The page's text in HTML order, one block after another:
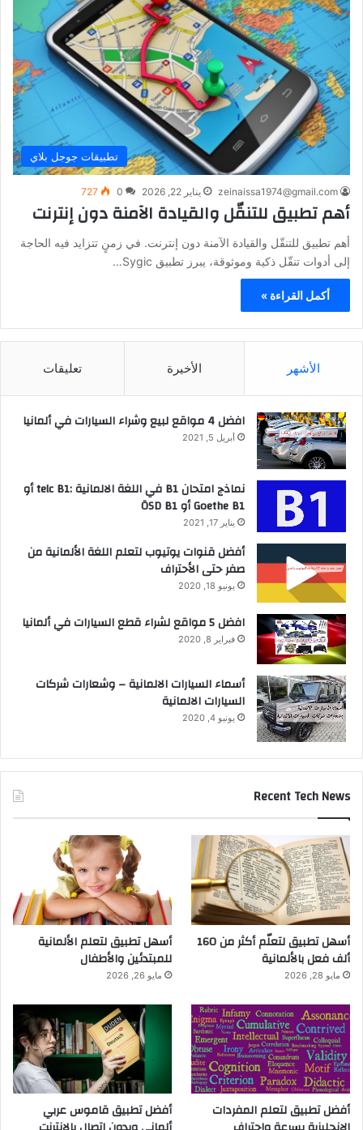
تطبيقات جوجل بلاي
zeinaissa1974@gmail.com يناير 22, 2026 0
727
أهم تطبيق للتنقّل والقيادة الآمنة دون إنترنت
أهم تطبيق للتنقّل والقيادة الآمنة دون إنترنت. في زمنٍ تتزايد فيه الحاجة
إلى أدوات تنقّل ذكية وموثوقة، يبرز تطبيق Sygic…
أكمل القراءة »
الأشهر الأخيرة تعليقات
افضل 4 مواقع لبيع وشراء السيارات في ألمانيا
أبريل 5, 2021
نماذج امتحان B1 في اللغة الالمانية :telc B1 أو
Goethe B1 أو ÖSD B1
يناير 17, 2021
أفضل قنوات يوتيوب لتعلم اللغة الألمانية من
صفر حتى الأحتراف
يونيو 18, 2020
افضل 5 مواقع لشراء قطع السيارات في ألمانيا
فبراير 8, 2020
أسماء السيارات الالمانية – وشعارات شركات
السيارات الالمانية
يونيو 4, 2020
Recent Tech News
أسهل تطبيق لتعلّم أكثر من 160
ألف فعل بالألمانية
مايو 28, 2026
أسهل تطبيق لتعلم الألمانية
للمبتدئين والأطفال
مايو 26, 2026
أفضل تطبيق لتعلم المفردات
أفضل تطبيق قاموس عربي